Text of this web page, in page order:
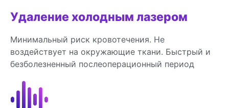
Удаление холодным лазером
Минимальный риск кровотечения. Не
воздействует на окружающие ткани. Быстрый и
безболезненный послеоперационный период